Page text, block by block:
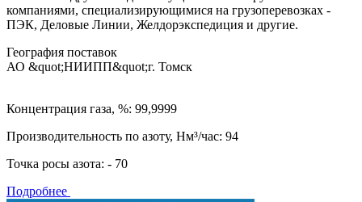
компаниями, специализирующимися на грузоперевозках -
ПЭК, Деловые Линии, Желдорэкспедиция и другие.
География поставок
АО &quot;НИИПП&quot;г. Томск
Концентрация газа, %: 99,9999
Производительность по азоту, Нм³/час: 94
Точка росы азота: - 70
Подробнее